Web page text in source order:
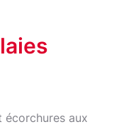
écorchures aux